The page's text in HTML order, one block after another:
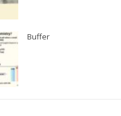
Buffer